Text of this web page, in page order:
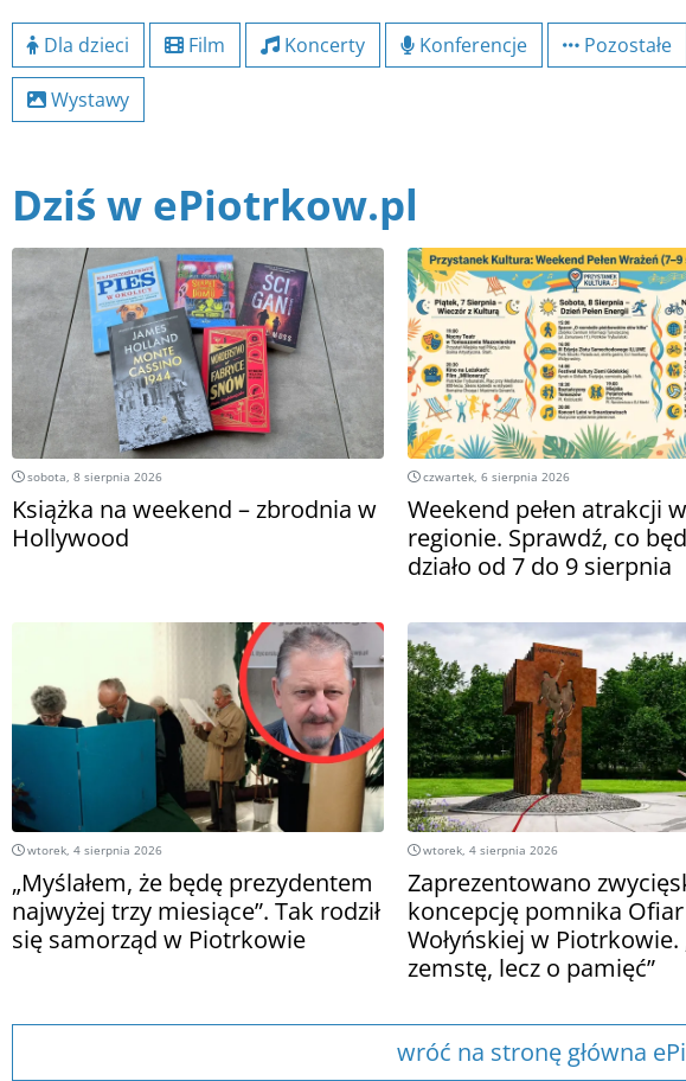
Dla dzieci Film Koncerty Konferencje Pozostałe
Wystawy
Dziś w ePiotrkow.pl
sobota, 8 sierpnia 2026
Książka na weekend – zbrodnia w
Hollywood
czwartek, 6 sierpnia 2026
Weekend pełen atrakcji w
regionie. Sprawdź, co
działo od 7 do 9 sierpnia
wtorek, 4 sierpnia 2026
„Myślałem, że będę prezydentem
najwyżej trzy miesiące”. Tak rodził
się samorząd w Piotrkowie
wtorek, 4 sierpnia 2026
Zaprezentowano
koncepcję pomnika Ofiar
Wołyńskiej w Piotrkowie.
zemstę, lecz o pamięć”
wróć na stronę główna